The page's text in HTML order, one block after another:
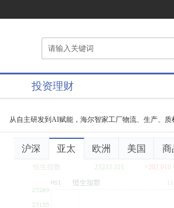
投资理财
从自主研发到AI赋能，海尔智家工厂物流、生产、质
沪深 亚太 欧洲 美国 商
恒生指数 23233.311 +202.010